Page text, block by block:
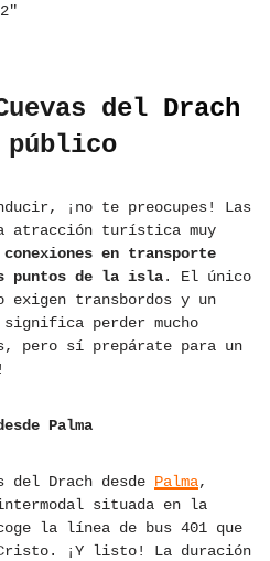
del Drach
¡no te preocupes! Las
atracción turística muy
conexiones en transporte
puntos de la isla. El único
exigen transbordos y un
perder mucho
pero sí prepárate para un
Palma
del Drach desde Palma,
situada en la
la línea de bus 401 que
¡Y listo! La duración